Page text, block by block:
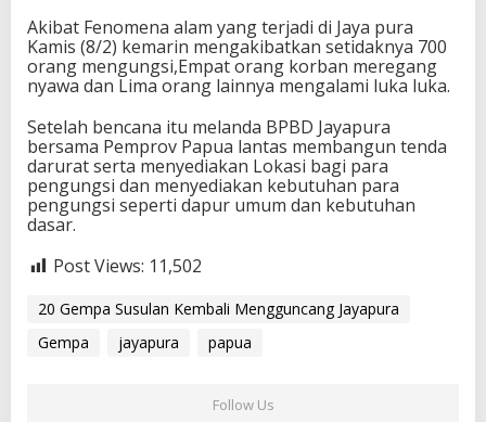
Akibat Fenomena alam yang terjadi di Jaya pura
Kamis (8/2) kemarin mengakibatkan setidaknya 700
orang mengungsi,Empat orang korban meregang
nyawa dan Lima orang lainnya mengalami luka luka.
Setelah bencana itu melanda BPBD Jayapura
bersama Pemprov Papua lantas membangun tenda
darurat serta menyediakan Lokasi bagi para
pengungsi dan menyediakan kebutuhan para
pengungsi seperti dapur umum dan kebutuhan
dasar.
Post Views: 11,502
20 Gempa Susulan Kembali Mengguncang Jayapura
Gempa
jayapura papua
Follow Us